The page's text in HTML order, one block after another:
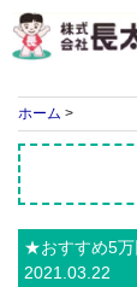
ホーム >
★おすすめ5
2021.03.22